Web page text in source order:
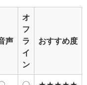
声
オ
フ
ラ
イ
ン
おすすめ度